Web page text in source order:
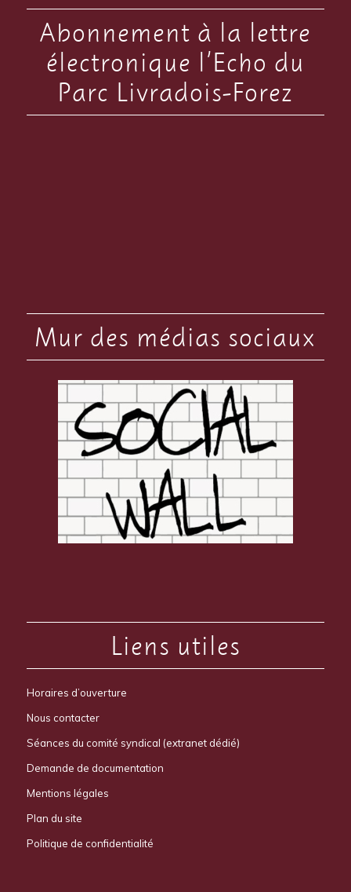
Abonnement à la lettre
électronique l’Echo du
Parc Livradois-Forez
Mur des médias sociaux
Liens utiles
Horaires d’ouverture
Nous contacter
Séances du comité syndical (extranet dédié)
Demande de documentation
Mentions légales
Plan du site
Politique de confidentialité